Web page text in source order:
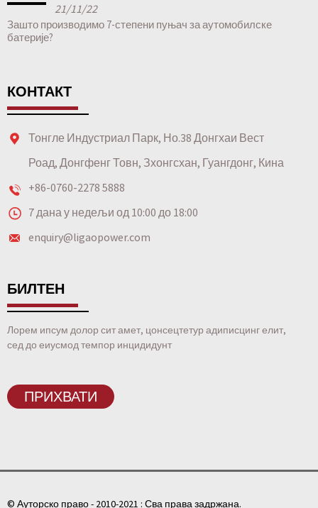
21/11/22
Зашто производимо 7-степени пуњач за аутомобилске
батерије?
КОНТАКТ
Тонгле Индустриал Парк, Но.38 Донгхаи Вест
Роад, Донгфенг Товн, Зхонгсхан, Гуангдонг, Кина
+86-0760-2278 5888
7 дана у недељи од 10:00 до 18:00
enquiry@ligaopower.com
БИЛТЕН
Лорем ипсум долор сит амет, цонсецтетур адиписцинг елит,
сед до еиусмод темпор инцидидунт
ПРИХВАТИ
© Ауторско право - 2010-2021 : Сва права задржана.